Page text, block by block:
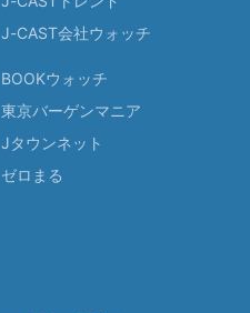
J-CAST会社ウォッチ
BOOKウォッチ
東京バーゲンマニア
Jタウンネット
ゼロまる